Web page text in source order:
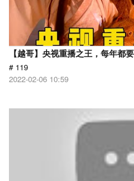
【越哥】央视重播之王，每年都
# 119
2022-02-06 10:59